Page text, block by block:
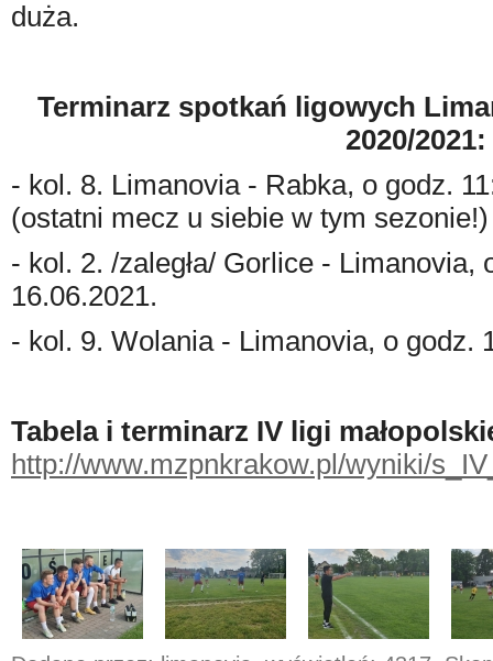
duża.
Terminarz spotkań ligowych
2020/2021:
- kol. 8. Limanovia - Rabka, o godz.
(ostatni mecz u siebie w tym sezonie!)
- kol. 2. /zaległa/ Gorlice - Limanovia,
16.06.2021.
- kol. 9. Wolania - Limanovia, o godz.
Tabela i terminarz IV ligi
http://www.mzpnkrakow.pl/wyniki/